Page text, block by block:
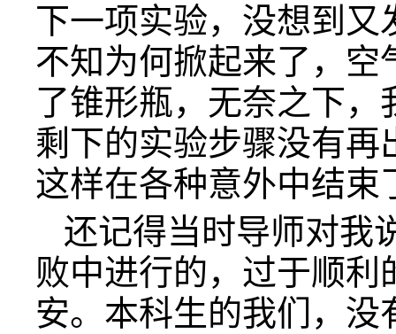
下一项实验，没想到
不知为何掀起来了，
了锥形瓶，无奈之下
剩下的实验步骤没有
这样在各种意外中结束
还记得当时导师对我
败中进行的，过于顺
安。本科生的我们，